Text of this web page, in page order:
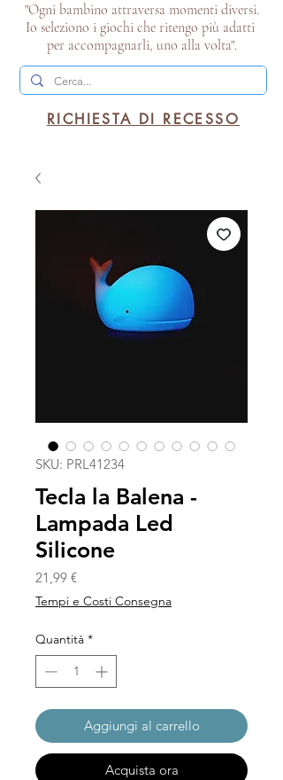
"Ogni bambino attraversa momenti diversi.
Io seleziono i giochi che ritengo più adatti
per accompagnarli, uno alla volta".
RICHIESTA DI RECESSO
SKU: PRL41234
Tecla la Balena -
Lampada Led
Silicone
21,99 €Prezzo
Tempi e Costi Consegna
Quantità *
Aggiungi al carrello
Acquista ora